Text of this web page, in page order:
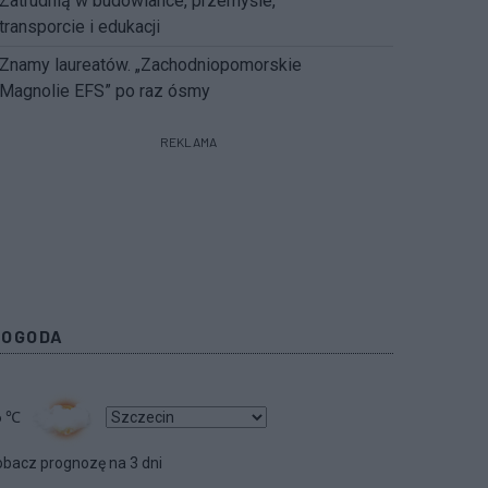
transporcie i edukacji
Znamy laureatów. „Zachodniopomorskie
Magnolie EFS” po raz ósmy
REKLAMA
℃
prognozę na 3 dni